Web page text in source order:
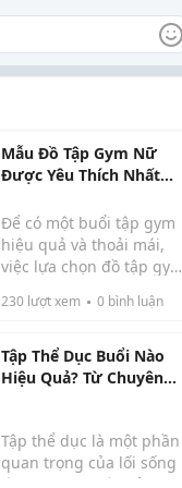
Mẫu Đồ Tập Gym Nữ
Được Yêu Thích Nhất
Để có một buổi tập gym
hiệu quả và thoải mái,
việc lựa chọn đồ tập gym
trọng. Năm 2026, có
nữ được yêu thích nhờ
vào thiết kế thời trang,
230lượt xem 0bình luận
Tập Thể Dục Buổi Nào
Hiệu Quả? Từ Chuyên
Tập thể dục là một phần
quan trọng của lối sống